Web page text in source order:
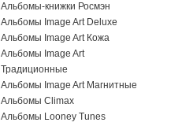
Альбомы-книжки Росмэн
Альбомы Image Art Deluxe
Альбомы Image Art Кожа
Альбомы Image Art
Традиционные
Альбомы Image Art Магнитные
Альбомы Climax
Альбомы Looney Tunes